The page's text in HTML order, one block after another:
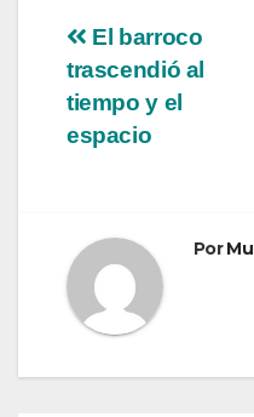
de
entradas
El barroco
trascendió al
tiempo y el
espacio
Por